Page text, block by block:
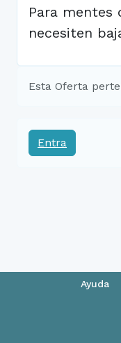
Para mentes
necesiten
Esta Oferta
Entra
Ayuda